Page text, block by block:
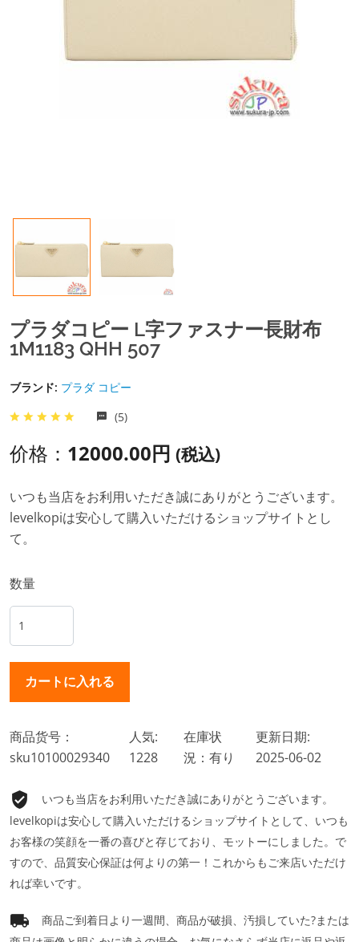
プラダコピー L字ファスナー長財布
1M1183 QHH 507
ブランド: プラダ コピー
(5)
价格： 12000.00円 (税込)
いつも当店をお利用いただき誠にありがとうございます。
levelkopiは安心して購入いただけるショップサイトとし
て。
数量
商品货号：
sku10100029340
人気:
1228
在庫状
況：有り
更新日期:
2025-06-02
いつも当店をお利用いただき誠にありがとうございます。
levelkopiは安心して購入いただけるショップサイトとして、いつも
お客様の笑顔を一番の喜びと存じており、モットーにしました。で
すので、品質安心保証は何よりの第一！これからもご来店いただけ
れば幸いです。
商品ご到着日より一週間、商品が破損、汚損していた?または